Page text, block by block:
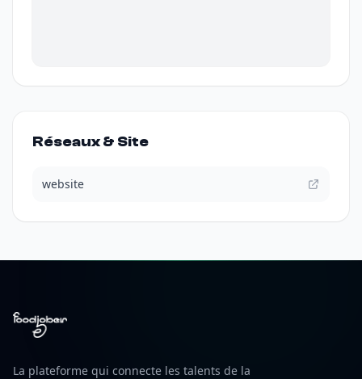
Réseaux & Site
website
La plateforme qui connecte les talents de la